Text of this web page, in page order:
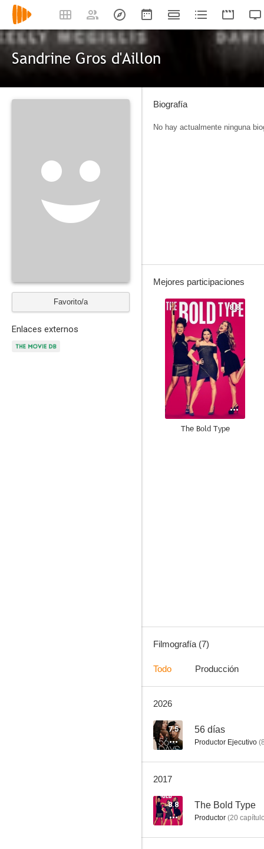
Sandrine Gros d'Aillon
Favorito/a
Enlaces externos
Biografía
No hay actualmente ninguna
Mejores participaciones
8.8
The Bold Type
Filmografía (7)
Todo Producción
2026
7.5 56 días
Productor Ejecutivo (
2017
8.8 The Bold Type
Productor (20